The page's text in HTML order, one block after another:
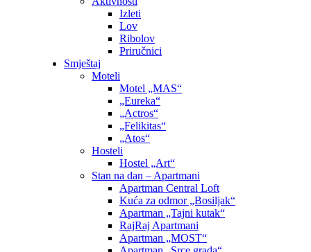
Izleti
Lov
Ribolov
Priručnici
Smještaj
Moteli
Motel „MAS“
„Eureka“
„Actros“
„Felikitas“
„Atos“
Hosteli
Hostel „Art“
Stan na dan – Apartmani
Apartman Central Loft
Kuća za odmor „Bosiljak“
Apartman „Tajni kutak“
RajRaj Apartmani
Apartman „MOST“